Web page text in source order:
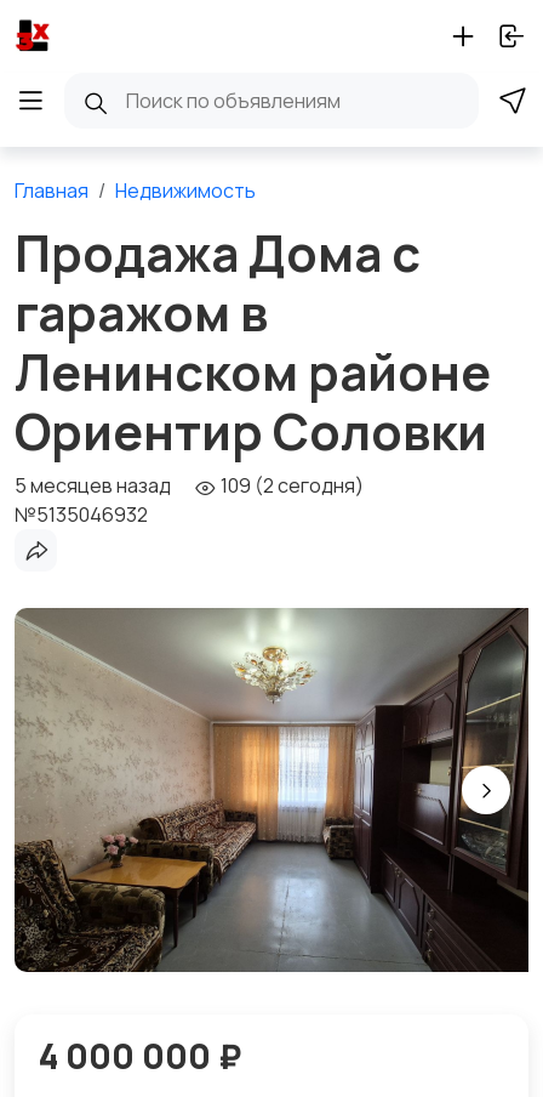
Главная Недвижимость
Продажа Дома с
гаражом в
Ленинском районе
Ориентир Соловки
5 месяцев назад
109 (2 сегодня)
№5135046932
4 000 000 ₽